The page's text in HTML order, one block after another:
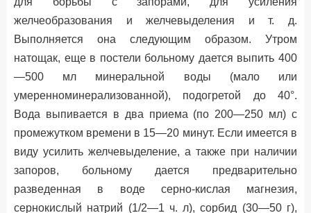
желчеобразования и желчевыделения и т. д.
Выполняется она следующим образом. Утром
натощак, еще в постели больному дается выпить 400
—500 мл минеральной воды (мало или
умеренноминерализованной), подогретой до 40°.
Вода выпивается в два приема (по 200—250 мл) с
промежутком времени в 15—20 минут. Если имеется в
виду усилить желчевыделение, а также при наличии
запоров, больному дается предварительно
разведенная в воде серно-кислая магнезия,
сернокислый натрий (1/2—1 ч. л), сорбид (30—50 г),